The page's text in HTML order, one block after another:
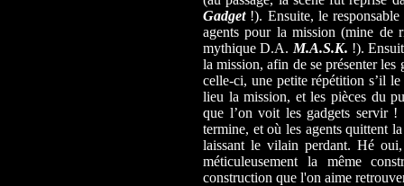
Gadget!). Ensuite, le
agents pour la mission (mine de
mythique D.A. M.A.S.K. !).
la mission, afin de se présenter les
celle-ci, une petite répétition s’il
lieu la mission, et les pièces du
que l’on voit les gadgets servir
termine, et où les agents quittent
laissant le vilain perdant. Hé
méticuleusement la même
construction que l'on aime